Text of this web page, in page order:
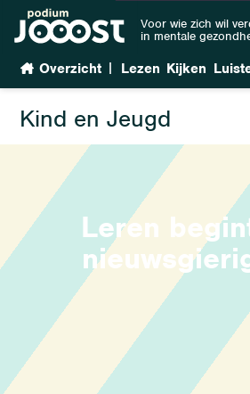
Voor wie zich wil
in mentale
Overzicht | Lezen Kijken
Kind en Jeugd
Leren